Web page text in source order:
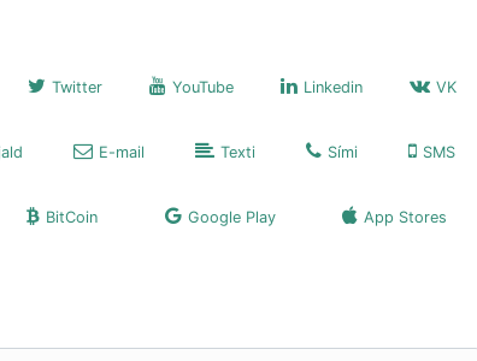
Twitter YouTube Linkedin VK
E-mail Texti Sími SMS
BitCoin Google Play App Stores